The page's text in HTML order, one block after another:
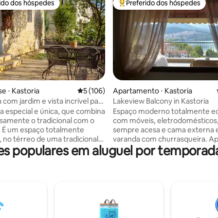
de 5, 46 avaliações
preferidos dos hóspedes
dos hóspedes
⋅ Kastoria 5 de uma avaliação média de 5, 106
5 (106)
com jardim e vista incrível para
especial e única, que combina
o tradicional com o
um espaço totalmente
no térreo de uma tradicional
com um belo jardim e
vista panorâmica para o
para um sono tranquilo e
Está localizado na cidade
Entre os melhores preferidos
Preferido dos hóspedes
Apartamento ⋅ Kastoria
Lakeview Balcony in Kastoria
Espaço moderno totalmente
com móveis,
sempre acesa e cama externa
varanda com churrasqueira.
vista deslumbrante de Kastoria
de cima. Relaxe neste refúgio
livre em uma ampla varanda
churrasqueira. Desfrute de
deslumbrantes de grande
populares em aluguel por